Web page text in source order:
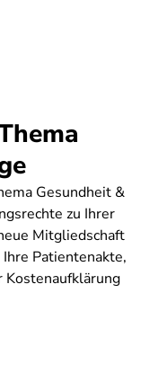
Gesundheit &
zu Ihrer
Mitgliedschaft
Patientenakte,
Kostenaufklärung